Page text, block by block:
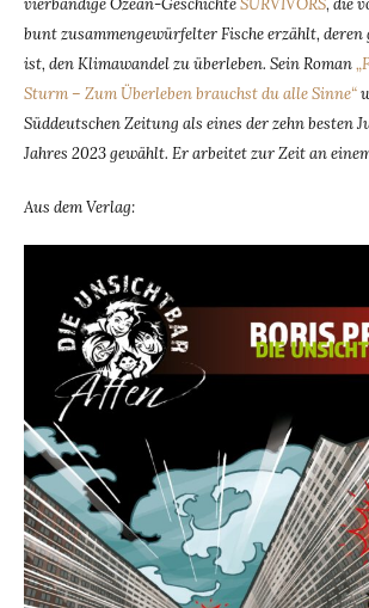
vierbändige Ozean-GeschichteSURVIVORS, die
bunt zusammengewürfelter Fische erzählt, deren
ist, den Klimawandel zu überleben. Sein Roman
Sturm – Zum Überleben brauchst du alle Sinne“
Süddeutschen Zeitung als eines der zehn besten
Jahres 2023 gewählt. Er arbeitet zur Zeit an
Aus dem Verlag: